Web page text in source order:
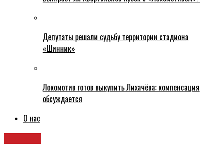
Депутаты решали судьбу территории стадиона
«Шинник»
Локомотив готов выкупить Лихачёва: компенсация
обсуждается
О нас